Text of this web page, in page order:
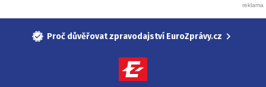
Proč důvěřovat zpravodajství EuroZprávy.cz